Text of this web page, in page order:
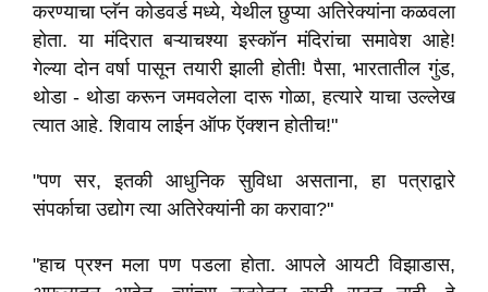
करण्याचा प्लॅन कोडवर्ड मध्ये, येथील छुप्या अतिरेक्यांना कळवला
होता. या मंदिरात बऱ्याचश्या इस्कॉन मंदिरांचा समावेश आहे!
गेल्या दोन वर्षा पासून तयारी झाली होती! पैसा, भारतातील गुंड,
थोडा - थोडा करून जमवलेला दारू गोळा, हत्यारे याचा उल्लेख
त्यात आहे. शिवाय लाईन ऑफ ऍक्शन होतीच!"
"पण सर, इतकी आधुनिक सुविधा असताना, हा पत्राद्वारे
संपर्काचा उद्योग त्या अतिरेक्यांनी का करावा?"
"हाच प्रश्न मला पण पडला होता. आपले आयटी विझाडास,